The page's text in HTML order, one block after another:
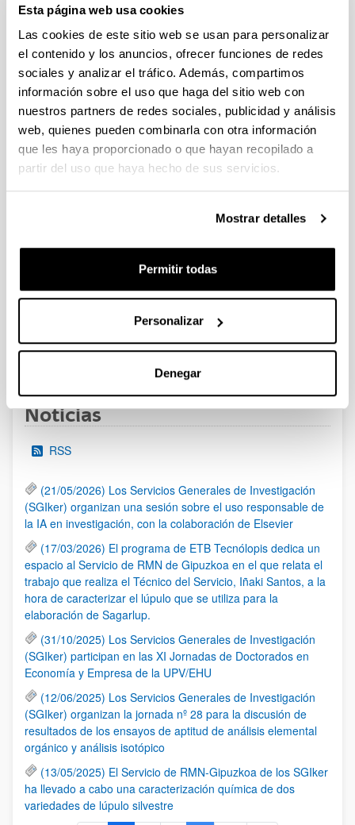
Esta página web usa cookies
Las cookies de este sitio web se usan para personalizar
el contenido y los anuncios, ofrecer funciones de redes
sociales y analizar el tráfico. Además, compartimos
información sobre el uso que haga del sitio web con
nuestros partners de redes sociales, publicidad y análisis
web, quienes pueden combinarla con otra información
que les haya proporcionado o que hayan recopilado a
partir del uso que haya hecho de sus servicios.
Mostrar detalles
Permitir todas
Personalizar
Denegar
Abierto el plazo de presentación (Fecha de fin del plazo de
presentación: 30/09/2026)
Plazo interno EHU documentación solicitudes : 15 de
septiembre de 2026
CONVOCATORIA PARA LA CONTRATACIÓN DE
PERSONAL INVESTIGADOR EN FORMACIÓN EN LA EHU
(2026)
Plazo de presentación cerrado: 15/06/2026 - 06/07/2026 23:59
PESQUERO Y ALIMENTARIO VASCO 2026-IKERTALENT
Plazo de presentación cerrado: 26/05/2026 - 02/06/2026
(12/06/2026) Listado provisional de solicitudes seleccionadas
y desestimadas. Plazo de presentación de alegaciones: hasta
el 17 de junio de 2026, inclusive.
1 2 3 ... 95
Noticias
RSS
(21/05/2026) Los Servicios Generales de Investigación
(SGIker) organizan una sesión sobre el uso responsable de
la IA en investigación, con la colaboración de Elsevier
(17/03/2026) El programa de ETB Tecnólopis dedica un
espacio al Servicio de RMN de Gipuzkoa en el que relata el
trabajo que realiza el Técnico del Servicio, Iñaki Santos, a la
hora de caracterizar el lúpulo que se utiliza para la
elaboración de Sagarlup.
(31/10/2025) Los Servicios Generales de Investigación
(SGIker) participan en las XI Jornadas de Doctorados en
Economía y Empresa de la UPV/EHU
(12/06/2025) Los Servicios Generales de Investigación
(SGIker) organizan la jornada nº 28 para la discusión de
resultados de los ensayos de aptitud de análisis elemental
orgánico y análisis isotópico
(13/05/2025) El Servicio de RMN-Gipuzkoa de los SGIker
ha llevado a cabo una caracterización química de dos
variedades de lúpulo silvestre